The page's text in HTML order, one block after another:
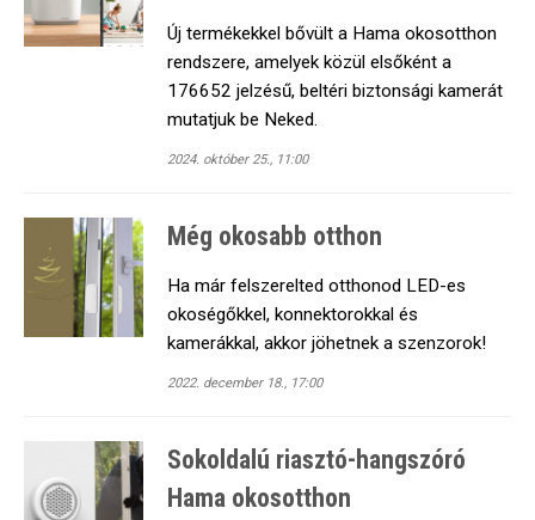
Új termékekkel bővült a Hama okosotthon
rendszere, amelyek közül elsőként a
176652 jelzésű, beltéri biztonsági kamerát
mutatjuk be Neked.
2024. október 25., 11:00
Még okosabb otthon
Ha már felszerelted otthonod LED-es
okoségőkkel, konnektorokkal és
kamerákkal, akkor jöhetnek a szenzorok!
2022. december 18., 17:00
Sokoldalú riasztó-hangszóró
Hama okosotthon